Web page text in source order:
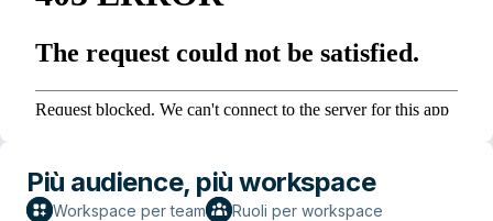
Più audience, più workspace
Workspace per team
Ruoli per workspace